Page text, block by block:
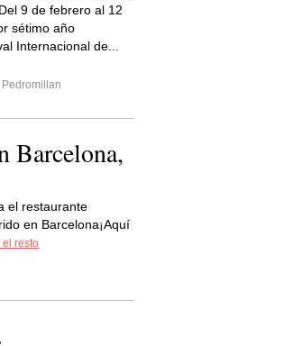
9 de febrero al 12
sétimo año
Internacional de...
Pedromillan
Barcelona,
el restaurante
en Barcelona¡Aquí
el resto